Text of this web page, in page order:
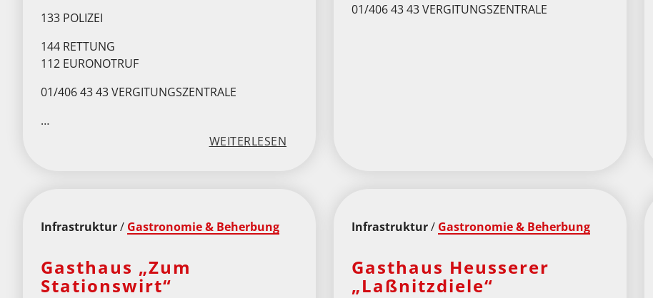
133 POLIZEI
144 RETTUNG
112 EURONOTRUF
01/406 43 43 VERGITUNGSZENTRALE
…
WEITERLESEN
01/406 43 43 VERGITUNGSZENTRALE
Infrastruktur/ Gastronomie & Beherbung
Gasthaus „Zum
Stationswirt“
Infrastruktur/ Gastronomie & Beherbung
Gasthaus Heusserer
„Laßnitzdiele“